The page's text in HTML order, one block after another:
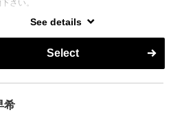
せたメニューのご提案と、おうちに帰っ
アまでしっかりとお伝えさせていただきま
のお悩みなど、なんでもご相談ください
こともございます。
さい。
See details
Select
希